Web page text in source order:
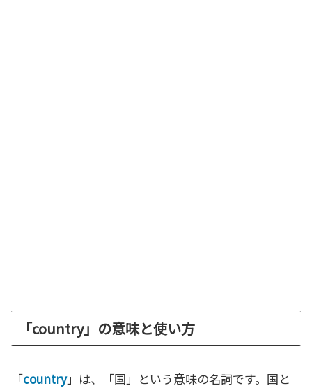
「country」の意味と使い方
「country」は、「国」という意味の名詞です。国と